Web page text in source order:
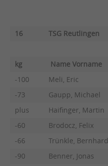
16 TSG Reutlingen
kg Name Vorname
-100
Meli, Eric
-73
Gaupp, Michael
plus
Haifinger, Martin
-60
Brodocz, Felix
-66
Trünkle, Bernhard
-90
Benner, Jonas